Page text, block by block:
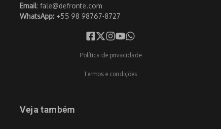
Email: fale@defronte.com
WhatsApp: +55 98 98767-8727
Política de privacidade
Termos e condições
Veja também